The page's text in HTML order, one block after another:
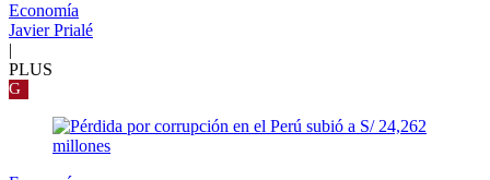
Economía
Javier Prialé
|
PLUS
G